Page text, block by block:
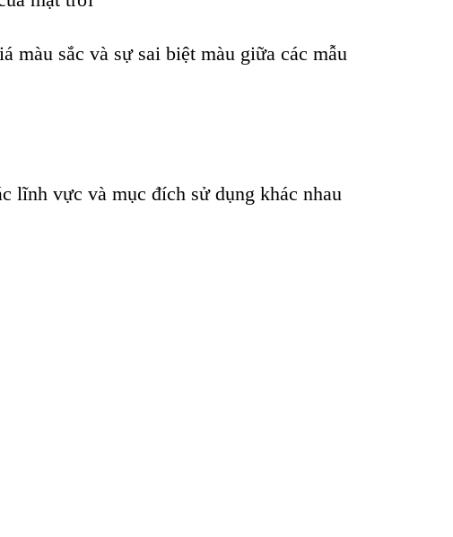
màu sắc và sự sai biệt màu giữa các mẫu
lĩnh vực và mục đích sử dụng khác nhau